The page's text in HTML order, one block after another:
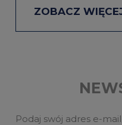
ZOBACZ
Podaj swój adres e-